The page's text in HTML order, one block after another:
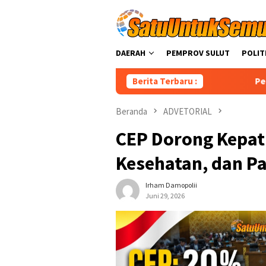
DAERAH PEMPROV SULUT
Berita Terbaru :Perkuat Layanan
Beranda ADVETORIAL
CEP Dorong
Kesehatan, dan
Irham Damopolii
Juni 29, 2026